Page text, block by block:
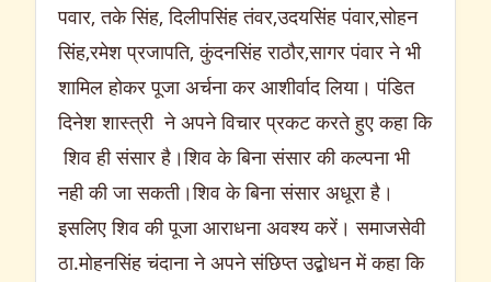
पवार, तके सिंह, दिलीपसिंह तंवर,उदयसिंह पंवार,सोहन
सिंह,रमेश प्रजापति, कुंदनसिंह राठौर,सागर पंवार ने भी
शामिल होकर पूजा अर्चना कर आशीर्वाद लिया। पंडित
दिनेश शास्त्री ने अपने विचार प्रकट करते हुए कहा कि
शिव ही संसार है।शिव के बिना संसार की कल्पना भी
नही की जा सकती।शिव के बिना संसार अधूरा है।
इसलिए शिव की पूजा आराधना अवश्य करें। समाजसेवी
ठा.मोहनसिंह चंदाना ने अपने संछिप्त उद्बोधन में कहा कि